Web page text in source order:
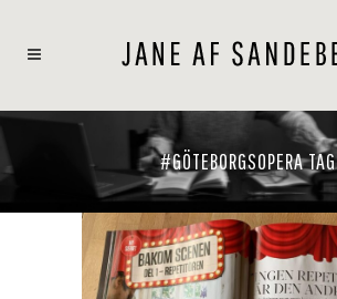
#GÖTEBORGSOPERA TAG